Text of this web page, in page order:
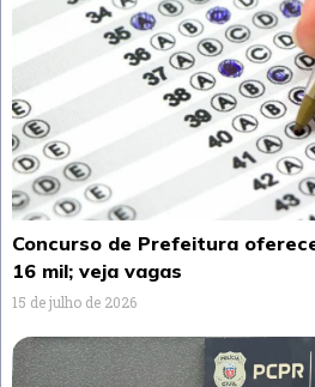
Concurso de Prefeitura
16 mil; veja vagas
15 de julho de 2026